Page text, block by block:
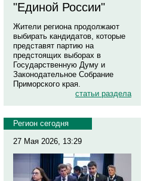
"Единой России"
Жители региона продолжают
выбирать кандидатов, которые
представят партию на
предстоящих выборах в
Государственную Думу и
Законодательное Собрание
Приморского края.
статьи раздела
Регион сегодня
27 Мая 2026, 13:29